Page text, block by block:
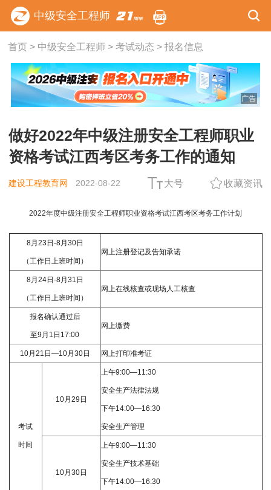
中级安全工程师
首页> 中级安全工程师> 考试动态 > 报名信息
广告
做好2022年中级注册安全工程师职业
资格考试江西考区考务工作的通知
建设工程教育网 2022-08-22 大号 收藏资讯
2022年度中级注册安全工程师职业资格考试江西考区考务工作计划
8月23日-8月30日
（工作日上班时间）
网上注册登记及告知承诺
8月24日-8月31日
（工作日上班时间）
网上在线核查或现场人工核查
报名确认通过后
至9月1日17:00
网上缴费
10月21日—10月30日 网上打印准考证
考试
时间
10月29日
上午9:00—11:30
安全生产法律法规
下午14:00—16:30
安全生产管理
10月30日
上午9:00—11:30
安全生产技术基础
下午14:00—16:30